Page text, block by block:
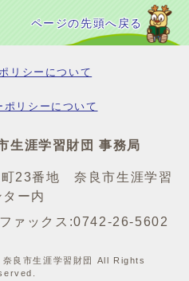
ページの先頭へ戻る
リシーについて
ポリシーについて
生涯学習財団 事務局
23番地 奈良市生涯学習
ター内
ァックス:0742-26-5602
良市生涯学習財団 All Rights